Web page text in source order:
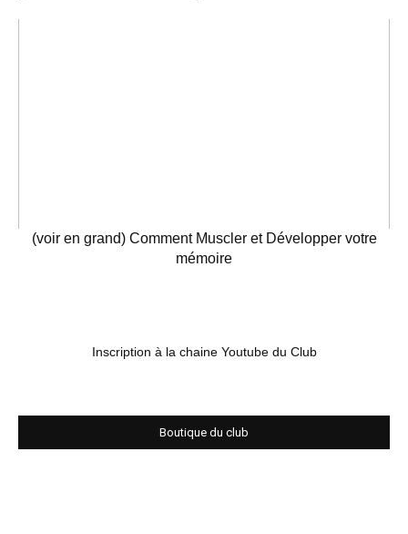
(voir en grand) Comment Muscler et Développer votre
mémoire
Inscription à la chaine Youtube du Club
Boutique du club